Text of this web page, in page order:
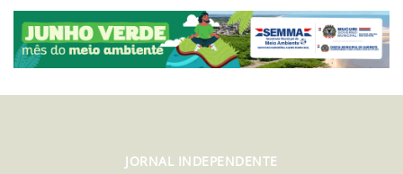
JORNAL INDEPENDENTE